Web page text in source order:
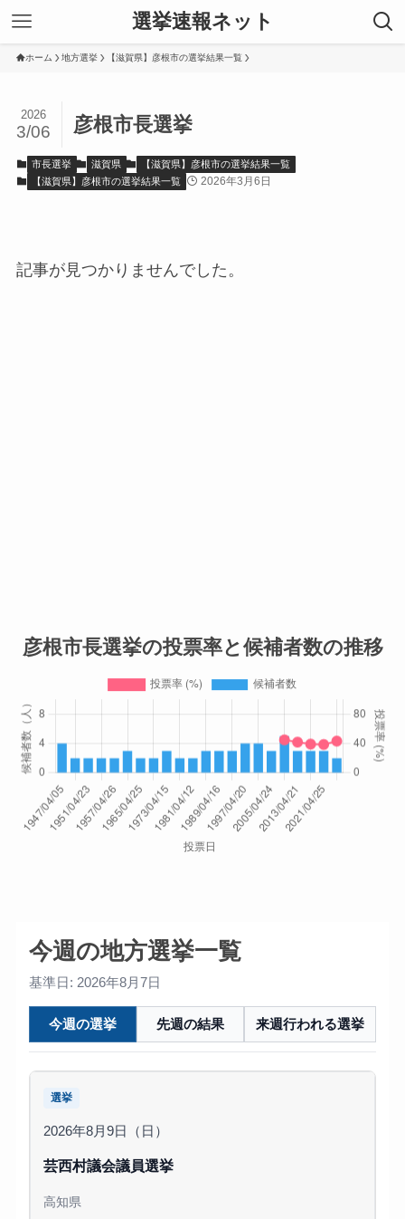
選挙速報ネット
ホーム 地方選挙 【滋賀県】彦根市の選挙結果一覧
彦根市長選挙
2026
3/06
市長選挙 滋賀県
【滋賀県】彦根市の選挙結果一覧
【滋賀県】彦根市の選挙結果一覧
2026年3月6日
記事が見つかりませんでした。
彦根市長選挙の投票率と候補者数の推移
今週の地方選挙一覧
基準日: 2026年8月7日
今週の選挙 先週の結果 来週行われる選挙
選挙
2026年8月9日（日）
芸西村議会議員選挙
高知県